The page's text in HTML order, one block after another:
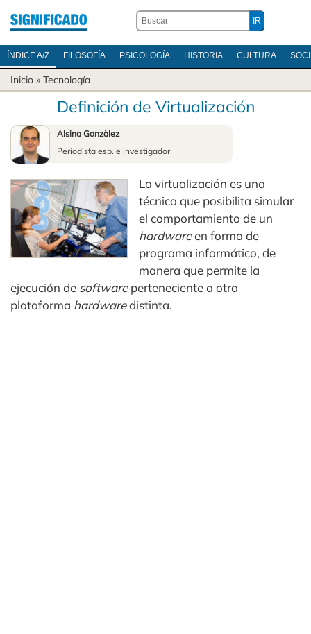
ÍNDICE A/Z FILOSOFÍA PSICOLOGÍA HISTORIA CULTURA
Inicio » Tecnología
Definición de Virtualización
Alsina Gonzàlez
Periodista esp. e investigador
La virtualización es una
técnica que posibilita simular
el comportamiento de un
hardwareen forma de
programa informático, de
manera que permite la
ejecución de softwareperteneciente a otra
plataforma hardwaredistinta.